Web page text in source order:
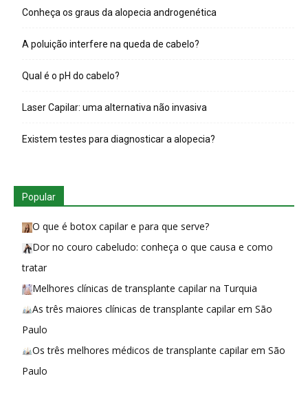
Conheça os graus da alopecia androgenética
A poluição interfere na queda de cabelo?
Qual é o pH do cabelo?
Laser Capilar: uma alternativa não invasiva
Existem testes para diagnosticar a alopecia?
Popular
O que é botox capilar e para que serve?
Dor no couro cabeludo: conheça o que causa e como
tratar
Melhores clínicas de transplante capilar na Turquia
As três maiores clínicas de transplante capilar em São
Paulo
Os três melhores médicos de transplante capilar em São
Paulo